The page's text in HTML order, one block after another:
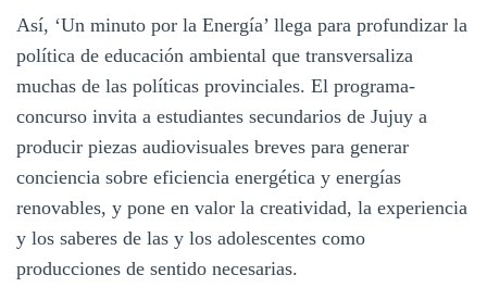
Así, ‘Un minuto por la Energía’ llega para profundizar la
política de educación ambiental que transversaliza
muchas de las políticas provinciales. El programa-
concurso invita a estudiantes secundarios de Jujuy a
producir piezas audiovisuales breves para generar
conciencia sobre eficiencia energética y energías
renovables, y pone en valor la creatividad, la experiencia
y los saberes de las y los adolescentes como
producciones de sentido necesarias.